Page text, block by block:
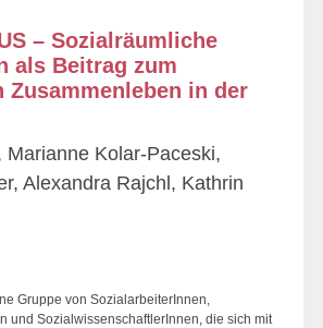
– Sozialräumliche
als Beitrag zum
Zusammenleben in der
Marianne Kolar-Paceski,
Alexandra Rajchl, Kathrin
Gruppe von SozialarbeiterInnen,
und SozialwissenschaftlerInnen, die sich mit